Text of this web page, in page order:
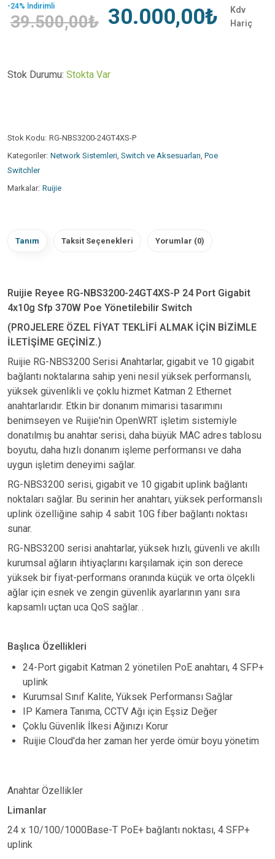
-24% İndirimli
39.500,00₺ 30.000,00₺
Kdv
Hariç
Stok Durumu: Stokta Var
Stok Kodu: RG-NBS3200-24GT4XS-P
Kategoriler: Network Sistemleri, Switch ve Aksesuarları, Poe
Switchler
Markalar: Ruijie
Tanım Taksit Seçenekleri Yorumlar (0)
Ruijie Reyee RG-NBS3200-24GT4XS-P 24 Port Gigabit
4x10g Sfp 370W Poe Yönetilebilir Switch
(PROJELERE ÖZEL FİYAT TEKLİFİ ALMAK İÇİN BİZİMLE
İLETİŞİME GEÇİNİZ.)
Ruijie RG-NBS3200 Serisi Anahtarlar, gigabit ve 10 gigabit
bağlantı noktalarına sahip yeni nesil yüksek performanslı,
yüksek güvenlikli ve çoklu hizmet Katman 2 Ethernet
anahtarlarıdır. Etkin bir donanım mimarisi tasarımını
benimseyen ve Ruijie'nin OpenWRT işletim sistemiyle
donatılmış bu anahtar serisi, daha büyük MAC adres tablosu
boyutu, daha hızlı donanım işleme performansı ve daha
uygun işletim deneyimi sağlar.
RG-NBS3200 serisi, gigabit ve 10 gigabit uplink bağlantı
noktaları sağlar. Bu serinin her anahtarı, yüksek performanslı
uplink özelliğine sahip 4 sabit 10G fiber bağlantı noktası
sunar.
RG-NBS3200 serisi anahtarlar, yüksek hızlı, güvenli ve akıllı
kurumsal ağların ihtiyaçlarını karşılamak için son derece
yüksek bir fiyat-performans oranında küçük ve orta ölçekli
ağlar için esnek ve zengin güvenlik ayarlarının yanı sıra
kapsamlı uçtan uca QoS sağlar. .
Başlıca Özellikleri
24-Port gigabit Katman 2 yönetilen PoE anahtarı, 4 SFP+
uplink
Kurumsal Sınıf Kalite, Yüksek Performansı Sağlar
IP Kamera Tanıma, CCTV Ağı için Eşsiz Değer
Çoklu Güvenlik İlkesi Ağınızı Korur
Ruijie Cloud'da her zaman her yerde ömür boyu yönetim
Anahtar Özellikler
Limanlar
24 x 10/100/1000Base-T PoE+ bağlantı noktası, 4 SFP+
uplink